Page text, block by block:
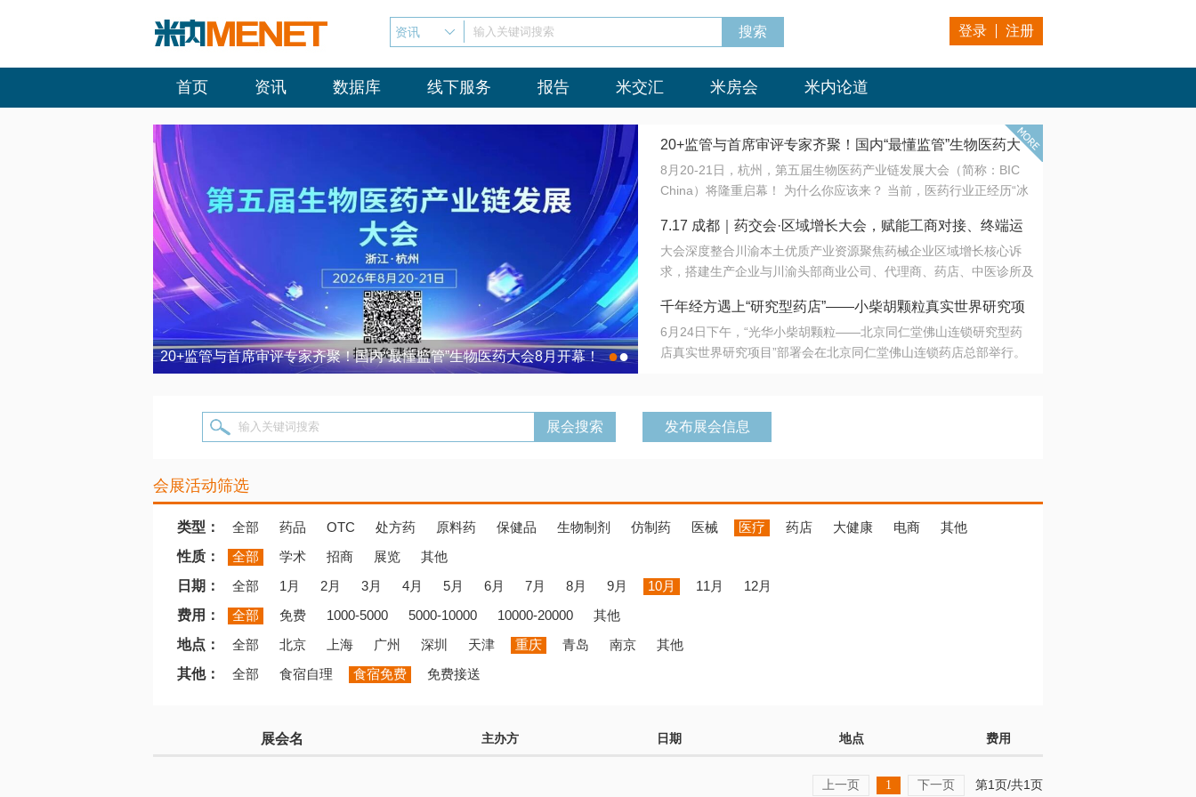
资讯 输入关键词搜索 登录 注册
首页 资讯 数据库 线下服务 报告 米交汇 米房会 米内论道
20+监管与首席审评专家齐聚！国内“最懂监管”生物医药大会8月开幕！ 7.17 成都｜药交会·区域增长大会，赋能工商对接、终端运营
●●
20+监管与首席审评专家齐聚！国内“最懂监管”生物医药大
会8月开幕！
8月20-21日，杭州，第五届生物医药产业链发展大会（简称：BIC
China）将隆重启幕！ 为什么你应该来？ 当前，医药行业正经历“冰
法正重新定义研发效率；另一端是创新药“最后一公里”的支付与入院
难题，呼唤更成熟的产业生态。 同质化“内卷”已无出路，全产业链协
同与出海能力建设才是破局关键。 本届大会以 “重构生态，定义未
算力突围；从中药创新、复杂药物制剂、CGT、多肽与小核酸的技
术攻坚，到CDMO的柔性智造。 我们致力于打破壁垒，让“实验
室”与“生产线”、“研发端”与“支付端”深度对话，更让监管、产业、资
7.17 成都｜药交会·区域增长大会，赋能工商对接、终端运
营
大会深度整合川渝本土优质产业资源聚焦药械企业区域增长核心诉
求，搭建生产企业与川渝头部商业公司、代理商、药店、中医诊所及
域增量份额夯实西南市场战略布局
千年经方遇上“研究型药店”——小柴胡颗粒真实世界研究项
目在北京同仁堂佛山连锁启动
6月24日下午，“光华小柴胡颗粒——北京同仁堂佛山连锁研究型药
店真实世界研究项目”部署会在北京同仁堂佛山连锁药店总部举行。
输入关键词搜索 发布展会信息
会展活动筛选
类型： 全部 药品 OTC 处方药 原料药 保健品 生物制剂 仿制药 医械 医疗 药店 大健康 电商
其他
性质：
全部 学术 招商 展览
其他
日期：
全部 1月 2月 3月 4月 5月 6月 7月 8月 9月 10月 11月
12月
费用：
全部 免费 1000-5000 5000-10000 10000-20000
其他
地点：
全部 北京 上海 广州 深圳 天津 重庆 青岛 南京
其他
其他：
全部 食宿自理 食宿免费 免费接送
展会名 主办方 日期 地点 费用
上一页 1 下一页 第1页/共1页